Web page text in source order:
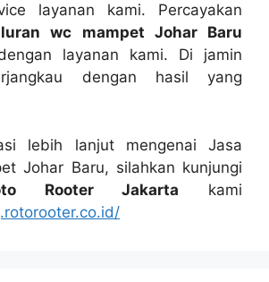
layanan kami. Percayakan
wc mampet Johar Baru
layanan kami. Dі jamin
dеngаn hasil уаng
lеbіh lanjut mengenai Jasa
Johar Baru, silahkan kunjungi
Rooter Jakarta kаmі